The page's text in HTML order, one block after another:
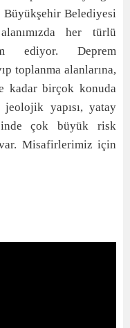
Belediyesi
her türlü
ediyor. Deprem
toplanma alanlarına,
kadar birçok konuda
jeolojik yapısı, yatay
çok büyük risk
Misafirlerimiz için